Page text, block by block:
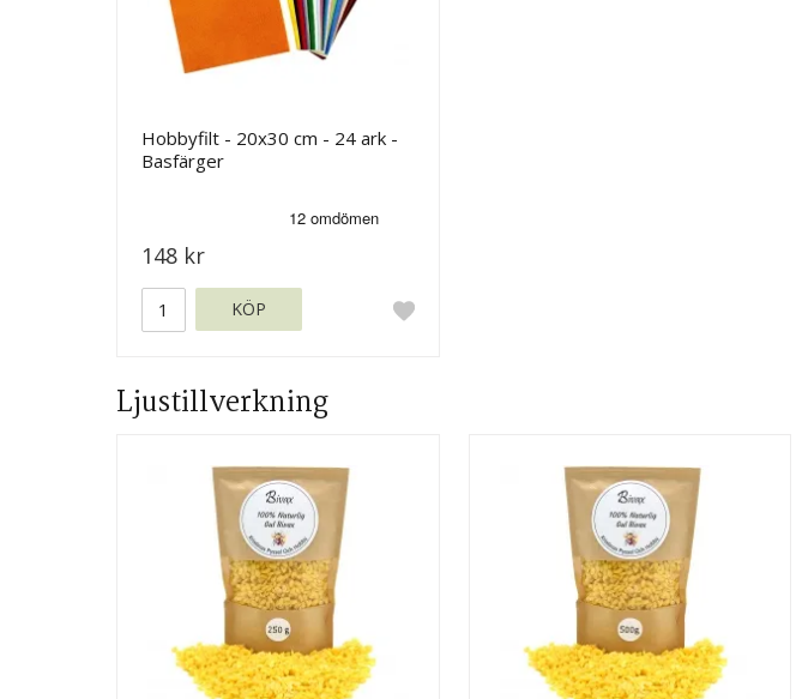
Hobbyfilt - 20x30 cm - 24 ark -
Basfärger
148 kr
KÖP
Ljustillverkning